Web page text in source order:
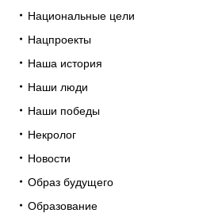
Национальные цели
Нацпроекты
Наша история
Наши люди
Наши победы
Некролог
Новости
Образ будущего
Образование